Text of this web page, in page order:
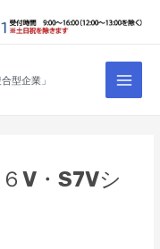
型企業」
Main
V・S7Vシ